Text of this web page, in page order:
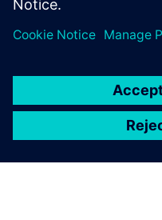
성능, 에너지 소비,
최상의 균형을 이루다